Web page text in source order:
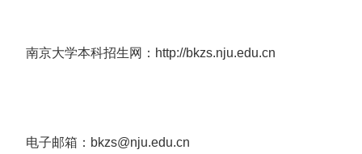
南京大学本科招生网：http://bkzs.nju.edu.cn
电子邮箱：bkzs@nju.edu.cn